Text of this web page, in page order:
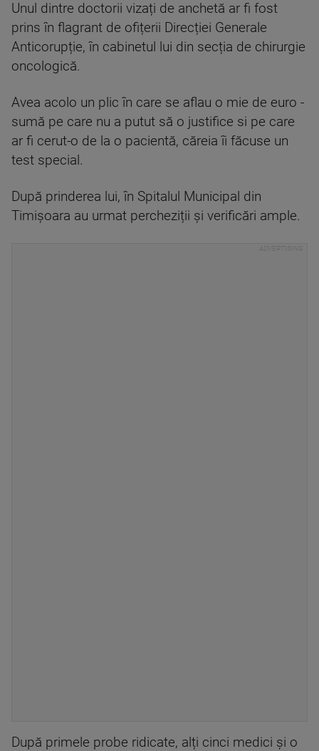
Unul dintre doctorii vizați de anchetă ar fi fost
prins în flagrant de ofițerii Direcției Generale
Anticorupție, în cabinetul lui din secția de chirurgie
oncologică.
Avea acolo un plic în care se aflau o mie de euro -
sumă pe care nu a putut să o justifice si pe care
ar fi cerut-o de la o pacientă, căreia îi făcuse un
test special.
După prinderea lui, în Spitalul Municipal din
Timișoara au urmat percheziții și verificări ample.
După primele probe ridicate, alți cinci medici și o